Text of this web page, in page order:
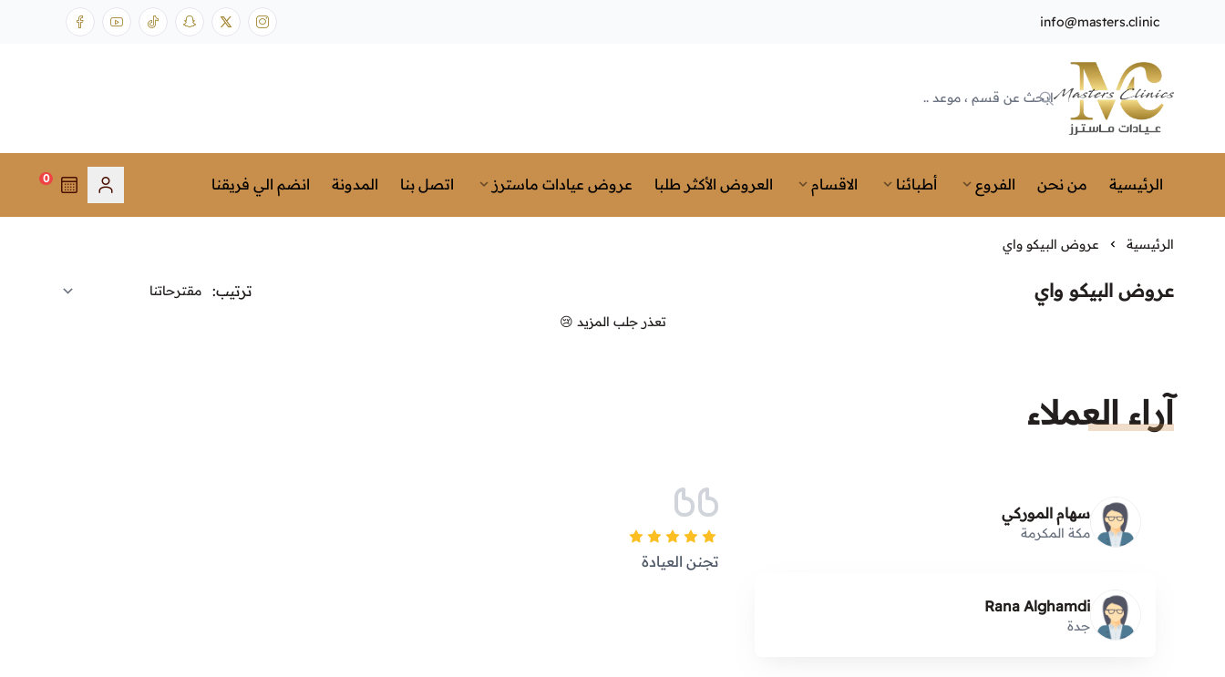
info@masters.clinic
Masters Clinics
الرئيسية من نحن الفروع أطبائنا الاقسام العروض الأكثر طلبا عروض عيادات ماسترز اتصل بنا المدونة انضم الي فريقنا 0
الرئيسية عروض البيكو واي
عروض البيكو واي ترتيب:
تعذر جلب المزيد 😢
آراء العملاء
تجنن العيادة
سهام الموركي
مكة المكرمة
Rana Alghamdi
جدة